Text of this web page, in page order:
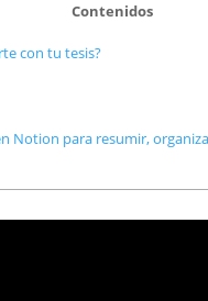
Contenidos
con tu tesis?
Notion para resumir,